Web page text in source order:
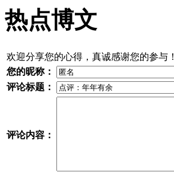
热点博文
欢迎分享您的心得，真诚感谢您的参与！
您的昵称：
评论标题：
评论内容：